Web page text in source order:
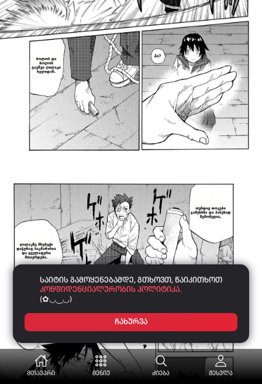
საიტის გამოყენებამდე, გთხოვთ, წაიკითხოთ
კონფიდენციალურობის პოლიტიკა.
(✿◡‿◡)
ჩახურვა
მთავარი მენიუ ძიება შესვლა